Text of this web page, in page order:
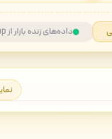
داده‌های زنده بازار از CoinMarketCap
نتورک چیست؟